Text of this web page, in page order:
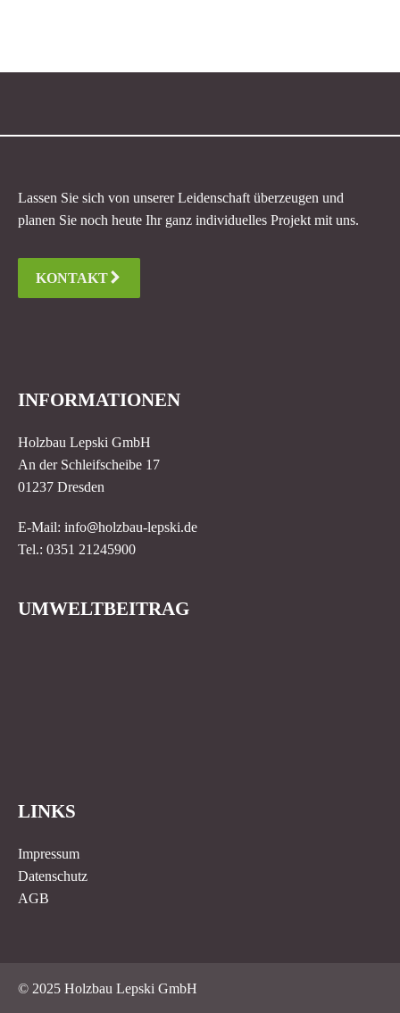
Lassen Sie sich von unserer Leidenschaft überzeugen und
planen Sie noch heute Ihr ganz individuelles Projekt mit uns.
KONTAKT
INFORMATIONEN
Holzbau Lepski GmbH
An der Schleifscheibe 17
01237 Dresden
E-Mail: info@holzbau-lepski.de
Tel.: 0351 21245900
UMWELTBEITRAG
LINKS
Impressum
Datenschutz
AGB
© 2025 Holzbau Lepski GmbH